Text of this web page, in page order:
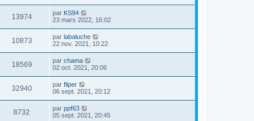
13974 par KS94
23 mars 2022, 16:02
10873 par labaluche
22 nov. 2021, 10:22
18569 par chama
02 oct. 2021, 20:06
32940 par fliper
06 sept. 2021, 20:12
8732 par ppf63
05 sept. 2021, 20:45